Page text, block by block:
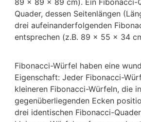
89 x 89 x 89 cm). Ein Fibonacci-
Quader, dessen Seitenlängen
drei aufeinanderfolgenden
entsprechen (z.B. 89 x 55 x 34
Fibonacci-Würfel haben eine
Eigenschaft: Jeder Fibonacci-
kleineren Fibonacci-Würfeln, die
gegenüberliegenden Ecken
drei identischen Fibonacci-